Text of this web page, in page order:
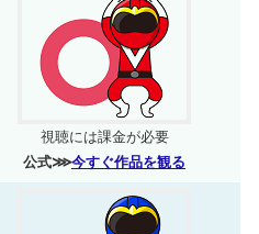
視聴には課金が必要
公式⋙今すぐ作品を観る